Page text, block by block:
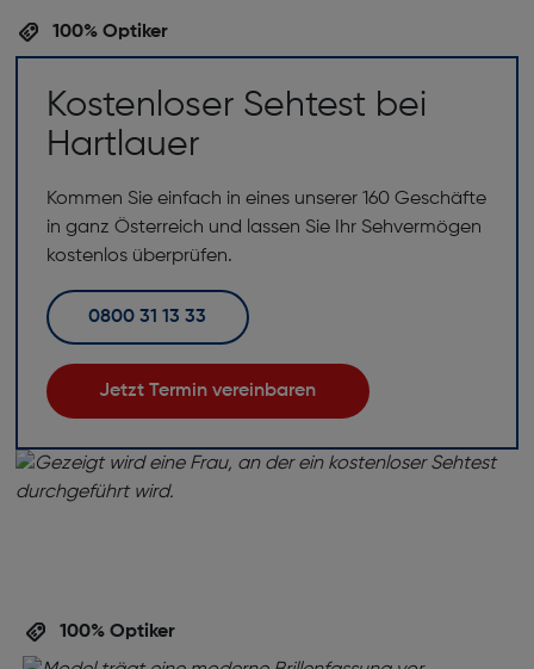
100% Optiker
Kostenloser Sehtest bei
Hartlauer
Kommen Sie einfach in eines unserer 160 Geschäfte
in ganz Österreich und lassen Sie Ihr Sehvermögen
kostenlos überprüfen.
0800 31 13 33
Jetzt Termin vereinbaren
100% Optiker